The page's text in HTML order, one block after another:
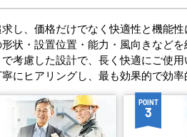
し、価格だけでなく快適性と機能性
状・設置位置・能力・風向きなど
考慮した設計で、長く快適にご使用
にヒアリングし、最も効果的で効率
POINT
3